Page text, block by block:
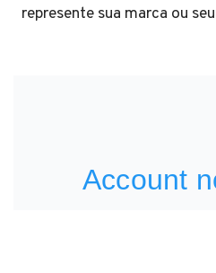
represente sua marca ou